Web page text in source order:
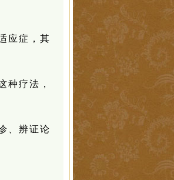
应症，其
种疗法，
、辨证论